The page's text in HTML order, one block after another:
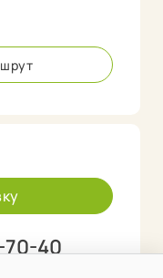
70-40